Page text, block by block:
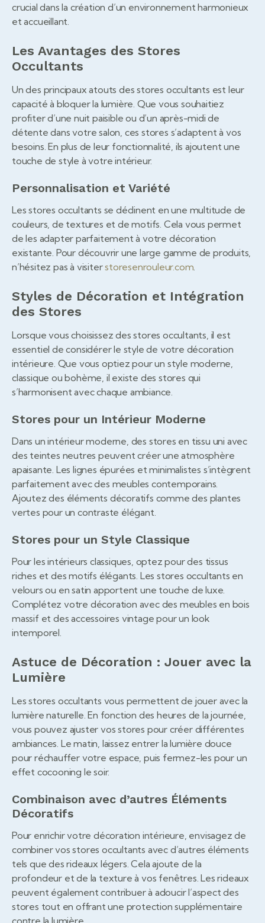
crucial dans la création d’un environnement harmonieux
et accueillant.
Les Avantages des Stores
Occultants
Un des principaux atouts des stores occultants est leur
capacité à bloquer la lumière. Que vous souhaitiez
profiter d’une nuit paisible ou d’un après-midi de
détente dans votre salon, ces stores s’adaptent à vos
besoins. En plus de leur fonctionnalité, ils ajoutent une
touche de style à votre intérieur.
Personnalisation et Variété
Les stores occultants se déclinent en une multitude de
couleurs, de textures et de motifs. Cela vous permet
de les adapter parfaitement à votre décoration
existante. Pour découvrir une large gamme de produits,
n’hésitez pas à visiterstoresenrouleur.com
Styles de Décoration et Intégration
des Stores
Lorsque vous choisissez des stores occultants, il est
essentiel de considérer le style de votre décoration
intérieure. Que vous optiez pour un style moderne,
classique ou bohème, il existe des stores qui
s’harmonisent avec chaque ambiance.
Stores pour un Intérieur Moderne
Dans un intérieur moderne, des stores en tissu uni avec
des teintes neutres peuvent créer une atmosphère
apaisante. Les lignes épurées et minimalistes s’intègrent
parfaitement avec des meubles contemporains.
Ajoutez des éléments décoratifs comme des plantes
vertes pour un contraste élégant.
Stores pour un Style Classique
Pour les intérieurs classiques, optez pour des tissus
riches et des motifs élégants. Les stores occultants en
velours ou en satin apportent une touche de luxe.
Complétez votre décoration avec des meubles en bois
massif et des accessoires vintage pour un look
intemporel.
Astuce de Décoration : Jouer avec la
Lumière
Les stores occultants vous permettent de jouer avec la
lumière naturelle. En fonction des heures de la journée,
vous pouvez ajuster vos stores pour créer différentes
ambiances. Le matin, laissez entrer la lumière douce
pour réchauffer votre espace, puis fermez-les pour un
effet cocooning le soir.
Combinaison avec d’autres Éléments
Décoratifs
Pour enrichir votre décoration intérieure, envisagez de
combiner vos stores occultants avec d’autres éléments
tels que des rideaux légers. Cela ajoute de la
profondeur et de la texture à vos fenêtres. Les rideaux
peuvent également contribuer à adoucir l’aspect des
stores tout en offrant une protection supplémentaire
contre la lumière.